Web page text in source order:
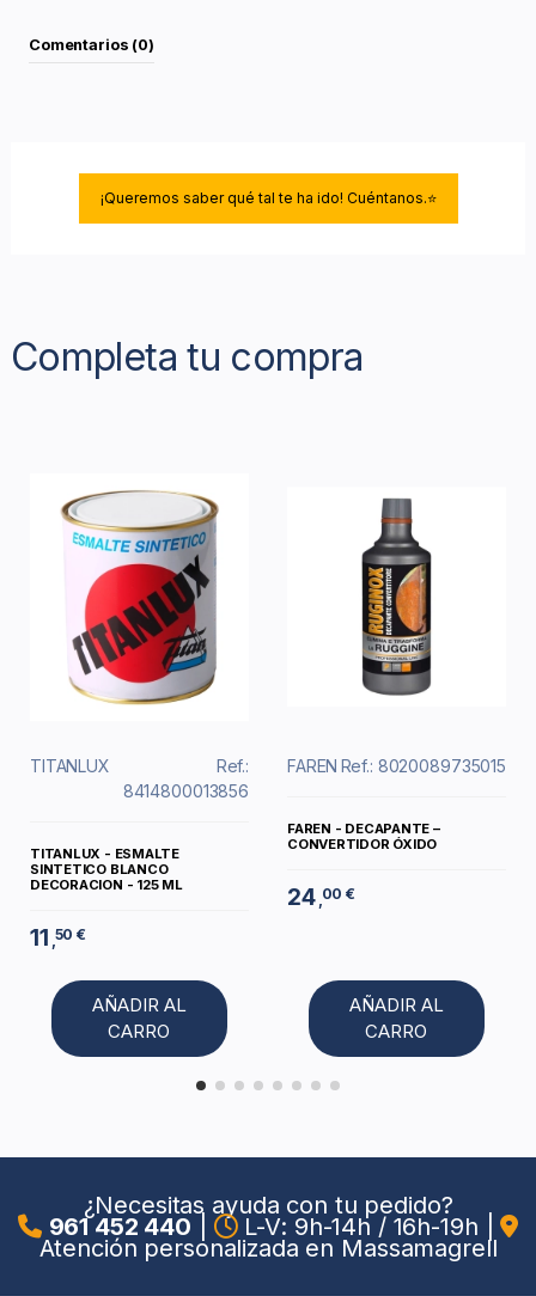
Comentarios (0)
¡Queremos saber qué tal te ha ido! Cuéntanos.⭐
Completa tu compra
TITANLUX
Ref.:
8414800013856
TITANLUX - ESMALTE
SINTETICO BLANCO
DECORACION - 125 ML
11 ,50 €
AÑADIR AL
CARRO
FAREN Ref.: 8020089735015
FAREN - DECAPANTE –
CONVERTIDOR ÓXIDO
24 ,00 €
AÑADIR AL
CARRO
¿Necesitas ayuda con tu pedido?
961 452 440 L-V: 9h-14h / 16h-19h
Atención personalizada en Massamagrell